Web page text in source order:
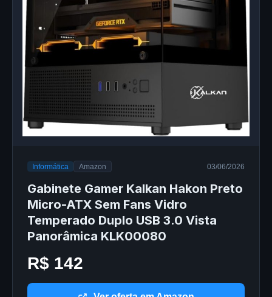
Informática Amazon 03/06/2026
Gabinete Gamer Kalkan Hakon Preto
Micro-ATX Sem Fans Vidro
Temperado Duplo USB 3.0 Vista
Panorâmica KLK00080
R$ 142